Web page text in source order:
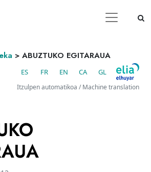
> ABUZTUKO EGITARAUA
ES FR EN CA GL
Itzulpen automatikoa / Machine translation